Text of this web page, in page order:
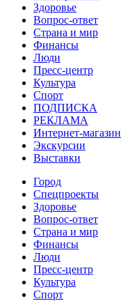
Здоровье
Вопрос-ответ
Страна и мир
Финансы
Люди
Пресс-центр
Культура
Спорт
ПОДПИСКА
РЕКЛАМА
Интернет-магазин
Экскурсии
Выставки
Город
Спецпроекты
Здоровье
Вопрос-ответ
Страна и мир
Финансы
Люди
Пресс-центр
Культура
Спорт